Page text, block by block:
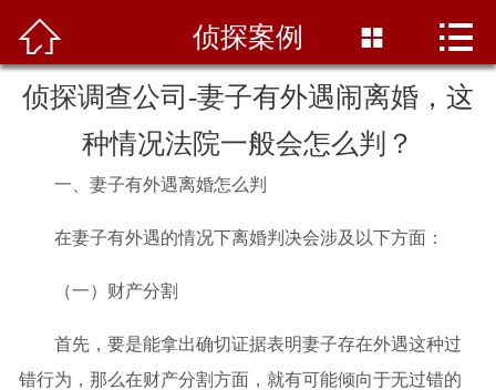
网站首页
关于我们
调查范围
调查信息
 侦探案例  
侦探调查公司-妻子有外遇闹离婚，这
种情况法院一般会怎么判？
一、妻子有外遇离婚怎么判
在妻子有外遇的情况下离婚判决会涉及以下方面：
（一）财产分割
首先，要是能拿出确切证据表明妻子存在外遇这种过
错行为，那么在财产分割方面，就有可能倾向于无过错的